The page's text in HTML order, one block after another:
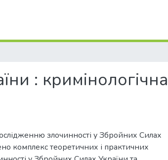
: кримінологічна
злочинності у Збройних Силах
комплекс теоретичних і практичних